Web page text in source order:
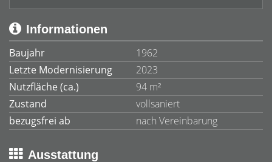
Informationen
Baujahr
1962
Letzte Modernisierung
2023
Nutzfläche (ca.)
94 m²
Zustand
vollsaniert
bezugsfrei ab
nach Vereinbarung
Ausstattung